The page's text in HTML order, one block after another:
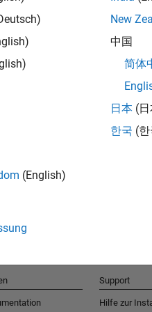
Talent
Erhalten Sie
und
(English)
New
中国
简体
日本 (
한국 (
Support
Hilfe zur